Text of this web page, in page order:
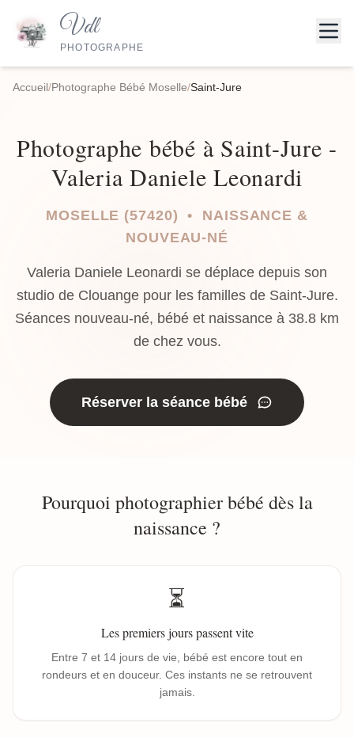
Vdl
PHOTOGRAPHE
Accueil/Photographe Bébé Moselle/Saint-Jure
Photographe bébé à Saint-Jure -
Valeria Daniele Leonardi
MOSELLE (57420) • NAISSANCE &
NOUVEAU-NÉ
Valeria Daniele Leonardi se déplace depuis son
studio de Clouange pour les familles de Saint-Jure.
Séances nouveau-né, bébé et naissance à 38.8 km
de chez vous.
Réserver la séance bébé
Pourquoi photographier bébé dès la
naissance ?
⏳
Les premiers jours passent vite
Entre 7 et 14 jours de vie, bébé est encore tout en
rondeurs et en douceur. Ces instants ne se retrouvent
jamais.